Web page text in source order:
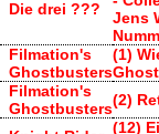
Die drei ???
Jens
Filmation's
Ghostbusters
(1)
Filmation's
Ghostbusters(2)
(12)